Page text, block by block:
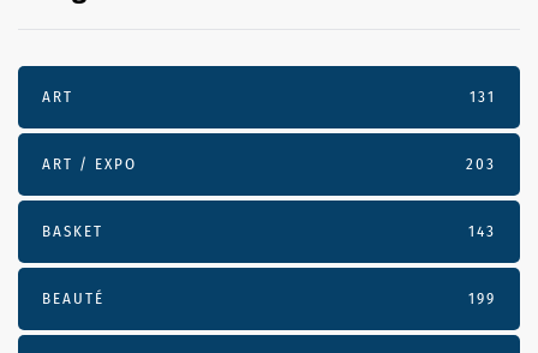
ART 131
ART / EXPO 203
BASKET 143
BEAUTÉ 199